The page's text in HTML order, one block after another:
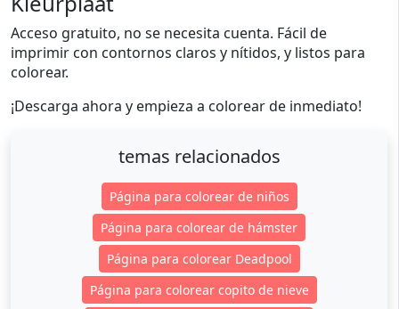
Acceso gratuito, no se necesita cuenta. Fácil de
imprimir con contornos claros y nítidos, y listos para
colorear.
¡Descarga ahora y empieza a colorear de inmediato!
temas relacionados
Página para colorear de niños
Página para colorear de hámster
Página para colorear Deadpool
Página para colorear copito de nieve